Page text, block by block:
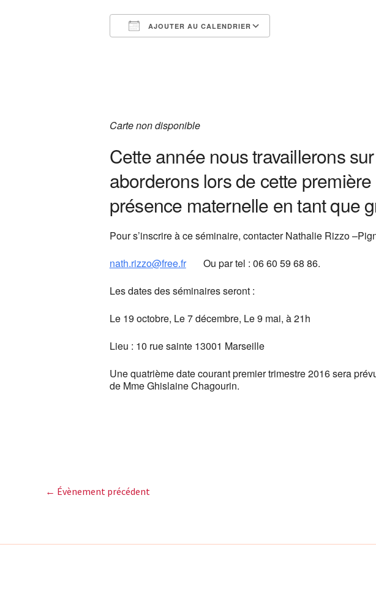
AJOUTER AU CALENDRIER
Carte non disponible
Cette année nous travaillerons
aborderons lors de cette
présence maternelle en tant que
Pour s’inscrire à ce séminaire, contacter Nathalie Rizzo
nath.rizzo@free.frOu par tel : 06 60 59 68 86.
Les dates des séminaires seront :
Le 19 octobre, Le 7 décembre, Le 9 mai, à 21h
Lieu : 10 rue sainte 13001 Marseille
Une quatrième date courant premier trimestre 2016 sera
de Mme Ghislaine Chagourin.
← Évènement précédent